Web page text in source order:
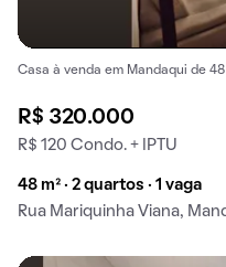
Casa à venda em Mandaqui de 48
R$ 320.000
R$ 120 Condo. + IPTU
48 m² · 2 quartos · 1 vaga
Rua Mariquinha Viana,